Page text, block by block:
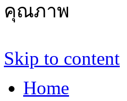
คุณภาพ
Skip to content
Home